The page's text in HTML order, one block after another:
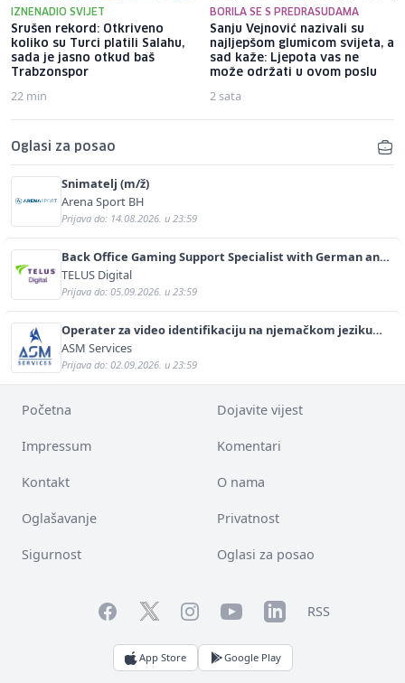
IZNENADIO SVIJET
Srušen rekord: Otkriveno
koliko su Turci platili Salahu,
sada je jasno otkud baš
Trabzonspor
22 min
BORILA SE S PREDRASUDAMA
Sanju Vejnović nazivali su
najljepšom glumicom svijeta, a
sad kaže: Ljepota vas ne
može održati u ovom poslu
2 sata
Oglasi za posao
Snimatelj (m/ž)
Arena Sport BH
Prijava do: 14.08.2026. u 23:59
Back Office Gaming Support Specialist with German and
English (m/f)
TELUS Digital
Prijava do: 05.09.2026. u 23:59
Operater za video identifikaciju na njemačkom jeziku
(m/ž)
ASM Services
Prijava do: 02.09.2026. u 23:59
Početna Dojavite vijest
Impressum Komentari
Kontakt O nama
Oglašavanje Privatnost
Sigurnost Oglasi za posao
FacebookTwitterInstagramYouTubeLinkedInRSS
App Store Google Play